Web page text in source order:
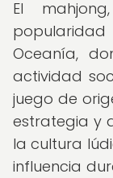
El
Oceanía,
actividad
juego de
estrategia y
la cultura
influencia